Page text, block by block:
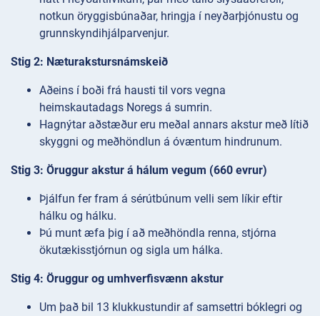
notkun öryggisbúnaðar, hringja í neyðarþjónustu og
grunnskyndihjálparvenjur.
Stig 2: Næturakstursnámskeið
Aðeins í boði frá hausti til vors vegna
heimskautadags Noregs á sumrin.
Hagnýtar aðstæður eru meðal annars akstur með lítið
skyggni og meðhöndlun á óvæntum hindrunum.
Stig 3: Öruggur akstur á hálum vegum (660 evrur)
Þjálfun fer fram á sérútbúnum velli sem líkir eftir
hálku og hálku.
Þú munt æfa þig í að meðhöndla renna, stjórna
ökutækisstjórnun og sigla um hálka.
Stig 4: Öruggur og umhverfisvænn akstur
Um það bil 13 klukkustundir af samsettri bóklegri og